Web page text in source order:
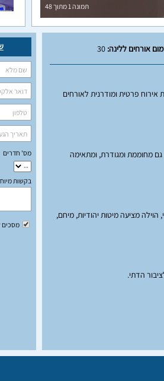
תמונה1מתוך48
מס' חדרים
בקשות
מסכים
אורחים ללינה:30
פרטית ומודרנית לאורחים
השחייה הפרטית היא גם מחוממת ומגודרת, ומתאימה
מציעה מיטות יהודיות, מיחם,
הדתי.